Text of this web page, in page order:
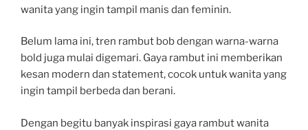
wanita yang ingin tampil manis dan feminin.
Belum lama ini, tren rambut bob dengan warna-warna
bold juga mulai digemari. Gaya rambut ini memberikan
kesan modern dan statement, cocok untuk wanita yang
ingin tampil berbeda dan berani.
Dengan begitu banyak inspirasi gaya rambut wanita